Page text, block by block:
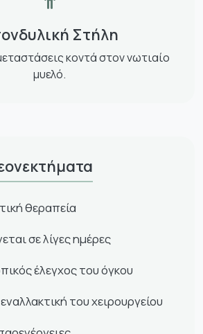
Στήλη
κοντά στον νωτιαίο
μυελό.
θεραπεία
σε λίγες ημέρες
έλεγχος του όγκου
του χειρουργείου